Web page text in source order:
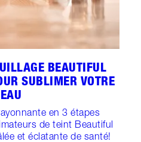
BEAUTIFUL
SUBLIMER VOTRE
en 3 étapes
de teint Beautiful
et éclatante de santé!